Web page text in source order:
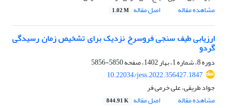
مشاهده مقاله
اصل مقاله 1.02 M
ارزیابی طیف سنجی فروسرخ نزدیک برای تشخیص زمان رسیدگی
گردو
دوره 8، شماره 1، بهار 1402، صفحه
5850-5856
10.22034/jess.2022.356427.1847
جواد طریقی، علی خرمی فر
مشاهده مقاله
اصل مقاله 844.91 K